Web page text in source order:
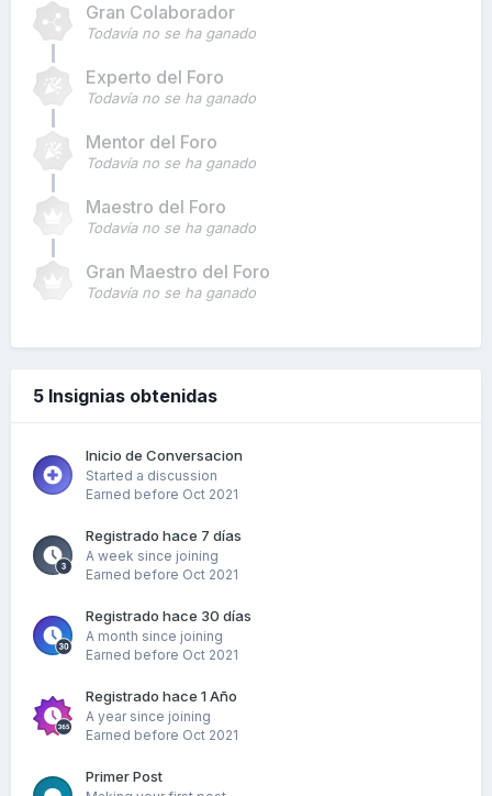
Gran Colaborador
Todavía no se ha ganado
Experto del Foro
Todavía no se ha ganado
Mentor del Foro
Todavía no se ha ganado
Maestro del Foro
Todavía no se ha ganado
Gran Maestro del Foro
Todavía no se ha ganado
5 Insignias obtenidas
Inicio de Conversacion
Started a discussion
Earned before Oct 2021
Registrado hace 7 días
A week since joining
Earned before Oct 2021
Registrado hace 30 días
A month since joining
Earned before Oct 2021
Registrado hace 1 Año
A year since joining
Earned before Oct 2021
Primer Post